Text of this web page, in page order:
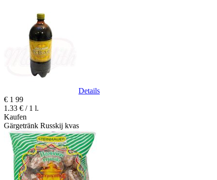
Details
€ 1 99
1.33 € / 1 l.
Kaufen
Gärgetränk Russkij kvas